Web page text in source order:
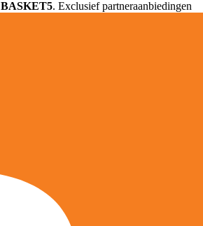
BASKET5. Exclusief partneraanbiedingen